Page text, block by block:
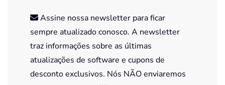
Assine nossa newsletter para ficar
sempre atualizado conosco. A newsletter
traz informações sobre as últimas
atualizações de software e cupons de
desconto exclusivos. Nós NÃO enviaremos